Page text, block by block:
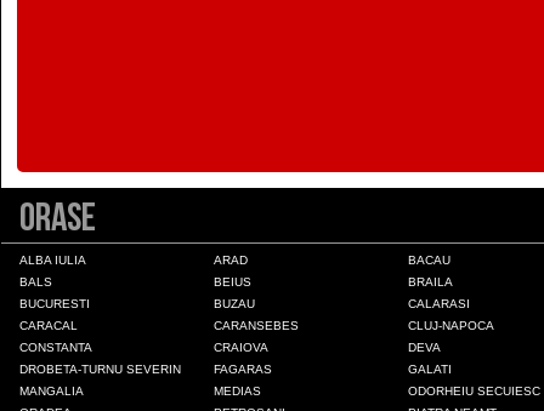
Draganesti-Olt
Drobeta-Turnu Severin
Galati
Orase
ALBA IULIA ARAD
BACAU
BALS
BEIUS
BRAILA
BUCURESTI
BUZAU
CALARASI
CARACAL
CARANSEBES
CLUJ-NAPOCA
CONSTANTA
CRAIOVA
DEVA
DROBETA-TURNU SEVERIN
FAGARAS
GALATI
MANGALIA
MEDIAS
ODORHEIU SECUIESC